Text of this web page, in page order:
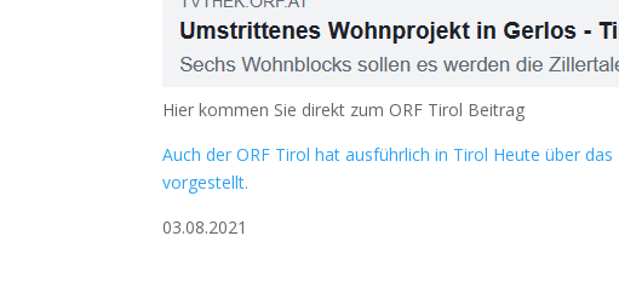
Hier kommen Sie direkt zum ORF Tirol Beitrag
Auch der ORF Tirol hat ausführlich in Tirol Heute über
vorgestellt.
03.08.2021